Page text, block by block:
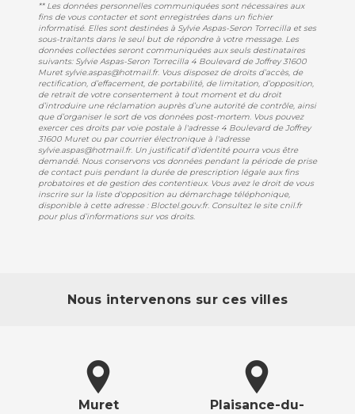
** Les données personnelles communiquées sont nécessaires aux
fins de vous contacter et sont enregistrées dans un fichier
informatisé. Elles sont destinées à Sylvie Aspas-Seron Torrecilla et ses
sous-traitants dans le seul but de répondre à votre message. Les
données collectées seront communiquées aux seuls destinataires
suivants: Sylvie Aspas-Seron Torrecilla 4 Boulevard de Joffrey 31600
Muret sylvie.aspas@hotmail.fr. Vous disposez de droits d’accès, de
rectification, d’effacement, de portabilité, de limitation, d’opposition,
de retrait de votre consentement à tout moment et du droit
d’introduire une réclamation auprès d’une autorité de contrôle, ainsi
que d’organiser le sort de vos données post-mortem. Vous pouvez
exercer ces droits par voie postale à l'adresse 4 Boulevard de Joffrey
31600 Muret ou par courrier électronique à l'adresse
sylvie.aspas@hotmail.fr. Un justificatif d'identité pourra vous être
demandé. Nous conservons vos données pendant la période de prise
de contact puis pendant la durée de prescription légale aux fins
probatoires et de gestion des contentieux. Vous avez le droit de vous
inscrire sur la liste d'opposition au démarchage téléphonique,
disponible à cette adresse : Bloctel.gouv.fr. Consultez le site cnil.fr
pour plus d’informations sur vos droits.
Nous intervenons sur ces villes
Muret
Plaisance-du-